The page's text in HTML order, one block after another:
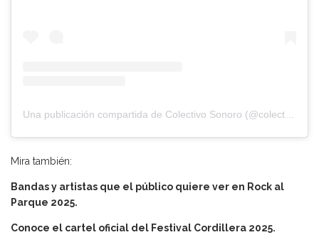
Mira también:
Bandas y artistas que el público quiere ver en Rock al
Parque 2025.
Conoce el cartel oficial del Festival Cordillera 2025.